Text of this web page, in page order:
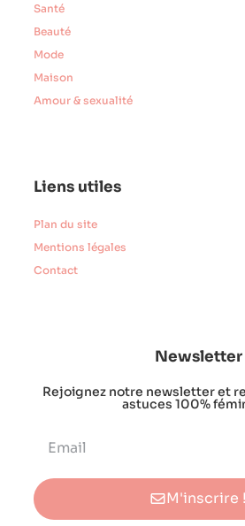
Santé
Beauté
Mode
Maison
Amour & sexualité
Liens utiles
Plan du site
Mentions légales
Contact
Newsletter
Rejoignez notre newsletter et
astuces 100%
M'inscrire !